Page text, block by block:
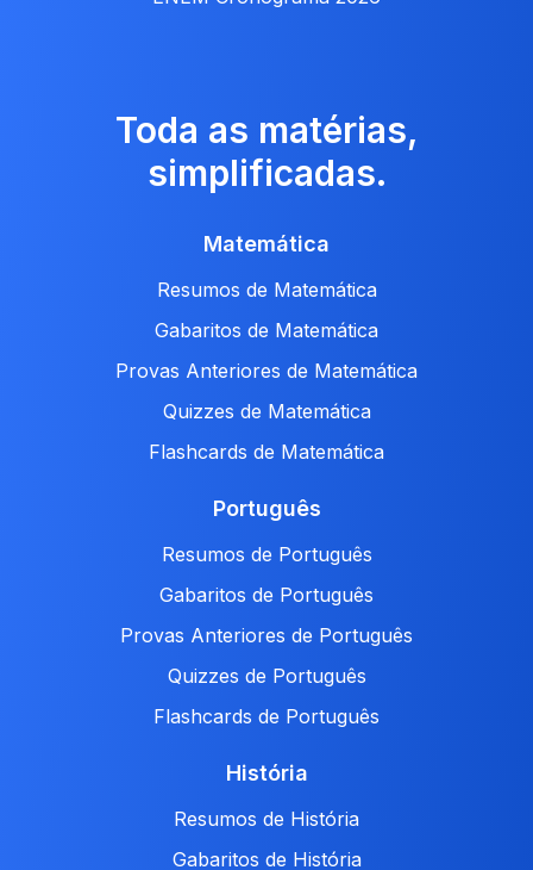
Toda as matérias,
simplificadas.
Matemática
Resumos de Matemática
Gabaritos de Matemática
Provas Anteriores de Matemática
Quizzes de Matemática
Flashcards de Matemática
Português
Resumos de Português
Gabaritos de Português
Provas Anteriores de Português
Quizzes de Português
Flashcards de Português
História
Resumos de História
Gabaritos de História